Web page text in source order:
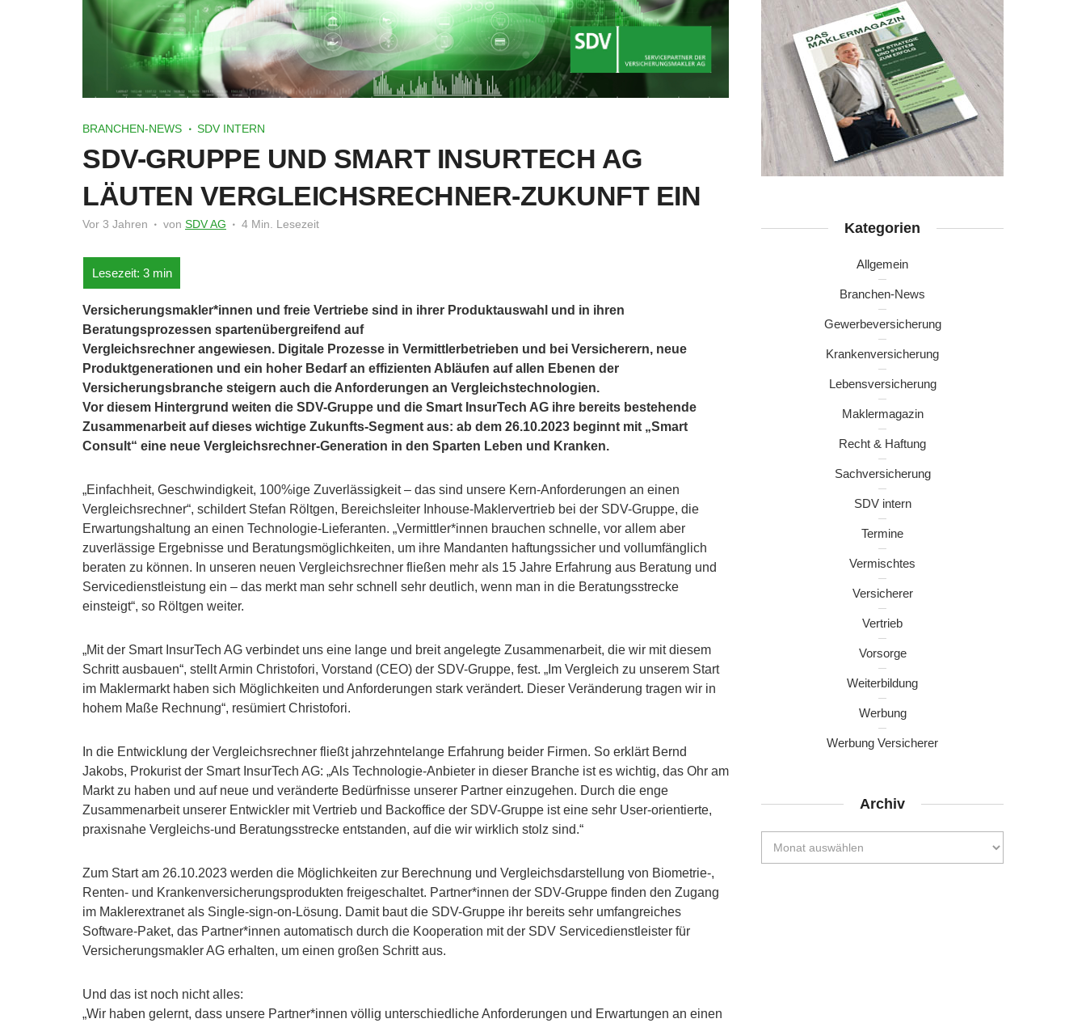
BRANCHEN-NEWS SDV INTERN
SDV-GRUPPE UND SMART INSURTECH AG
LÄUTEN VERGLEICHSRECHNER-ZUKUNFT EIN
Vor 3 Jahren von SDV AG 4 Min. Lesezeit
Versicherungsmakler*innen und freie Vertriebe sind in ihrer Produktauswahl und in ihren
Beratungsprozessen spartenübergreifend auf
Vergleichsrechner angewiesen. Digitale Prozesse in Vermittlerbetrieben und bei Versicherern, neue
Produktgenerationen und ein hoher Bedarf an effizienten Abläufen auf allen Ebenen der
Versicherungsbranche steigern auch die Anforderungen an Vergleichstechnologien.
Vor diesem Hintergrund weiten die SDV-Gruppe und die Smart InsurTech AG ihre bereits bestehende
Zusammenarbeit auf dieses wichtige Zukunfts-Segment aus: ab dem 26.10.2023 beginnt mit „Smart
Consult“ eine neue Vergleichsrechner-Generation in den Sparten Leben und Kranken.
„Einfachheit, Geschwindigkeit, 100%ige Zuverlässigkeit – das sind unsere Kern-Anforderungen an einen
Vergleichsrechner“, schildert Stefan Röltgen, Bereichsleiter Inhouse-Maklervertrieb bei der SDV-Gruppe, die
Erwartungshaltung an einen Technologie-Lieferanten. „Vermittler*innen brauchen schnelle, vor allem aber
zuverlässige Ergebnisse und Beratungsmöglichkeiten, um ihre Mandanten haftungssicher und vollumfänglich
beraten zu können. In unseren neuen Vergleichsrechner fließen mehr als 15 Jahre Erfahrung aus Beratung und
Servicedienstleistung ein – das merkt man sehr schnell sehr deutlich, wenn man in die Beratungsstrecke
einsteigt“, so Röltgen weiter.
„Mit der Smart InsurTech AG verbindet uns eine lange und breit angelegte Zusammenarbeit, die wir mit diesem
Schritt ausbauen“, stellt Armin Christofori, Vorstand (CEO) der SDV-Gruppe, fest. „Im Vergleich zu unserem Start
im Maklermarkt haben sich Möglichkeiten und Anforderungen stark verändert. Dieser Veränderung tragen wir in
hohem Maße Rechnung“, resümiert Christofori.
In die Entwicklung der Vergleichsrechner fließt jahrzehntelange Erfahrung beider Firmen. So erklärt Bernd
Jakobs, Prokurist der Smart InsurTech AG: „Als Technologie-Anbieter in dieser Branche ist es wichtig, das Ohr am
Markt zu haben und auf neue und veränderte Bedürfnisse unserer Partner einzugehen. Durch die enge
Zusammenarbeit unserer Entwickler mit Vertrieb und Backoffice der SDV-Gruppe ist eine sehr User-orientierte,
praxisnahe Vergleichs-und Beratungsstrecke entstanden, auf die wir wirklich stolz sind.“
Zum Start am 26.10.2023 werden die Möglichkeiten zur Berechnung und Vergleichsdarstellung von Biometrie-,
Renten- und Krankenversicherungsprodukten freigeschaltet. Partner*innen der SDV-Gruppe finden den Zugang
im Maklerextranet als Single-sign-on-Lösung. Damit baut die SDV-Gruppe ihr bereits sehr umfangreiches
Software-Paket, das Partner*innen automatisch durch die Kooperation mit der SDV Servicedienstleister für
Versicherungsmakler AG erhalten, um einen großen Schritt aus.
Und das ist noch nicht alles:
„Wir haben gelernt, dass unsere Partner*innen völlig unterschiedliche Anforderungen und Erwartungen an einen
Kategorien
Allgemein
Branchen-News
Gewerbeversicherung
Krankenversicherung
Lebensversicherung
Maklermagazin
Recht & Haftung
Sachversicherung
SDV intern
Termine
Vermischtes
Versicherer
Vertrieb
Vorsorge
Weiterbildung
Werbung
Werbung Versicherer
Archiv